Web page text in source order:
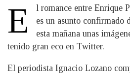
E
l romance entre Enrique
es un asunto confirmado
esta mañana unas
tenido gran eco en Twitter.
El periodista Ignacio Lozano